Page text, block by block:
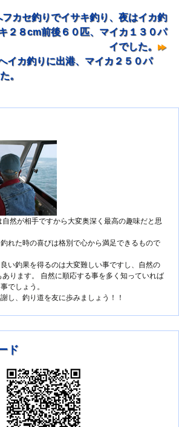
ョン
フカセ釣りでイサキ釣り、夜はイカ釣
２８cm前後６０匹、マイカ１３０パ
イでした。
イカ釣りに出港、マイカ２５０パ
。
然が相手ですから大変奥深く最高の趣味だと思
れた時の喜びは格別で心から満足できるもので
い釣果を得るのは大変難しい事ですし、自然の
ります。 自然に順応する事を多く知っていれば
でしょう。
し、釣り道を友に歩みましょう！！
ド